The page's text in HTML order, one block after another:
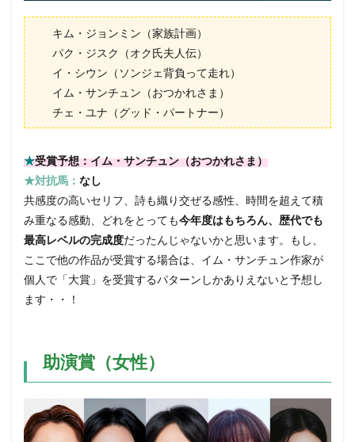
キム・ジョンミン（家族計画）
パク・ジスク（オク氏夫人伝）
イ・シウン（ソンジェ背負って走れ）
イム・サンチュン（おつかれさま）
チェ・ユナ（グッド・パートナー）
★受賞予想：イム・サンチュン（おつかれさま）
★対抗馬： なし
共感度の高いセリフ、詩も織り交ぜる感性、時間を超えて積
み重なる感動、どれをとっても今年度はもちろん、歴代でも
最高レベルの完成度だったんじゃないかと思います。もし、
ここで他の作品が受賞する場合は、イム・サンチュン作家が
個人で「大賞」を受賞するパターンしかありえないと予想し
ます・・！
助演賞（女性）